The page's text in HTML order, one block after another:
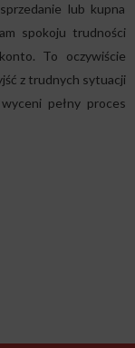
lub kupna
spokoju trudności
To oczywiście
z trudnych sytuacji
pełny proces